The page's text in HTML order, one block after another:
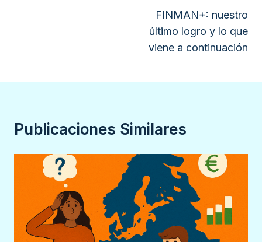
FINMAN+: nuestro
último logro y lo que
viene a continuación
Publicaciones Similares